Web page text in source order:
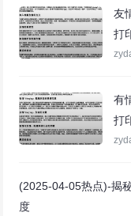
友
打
有
打
(2025-04-05热点)-揭
度